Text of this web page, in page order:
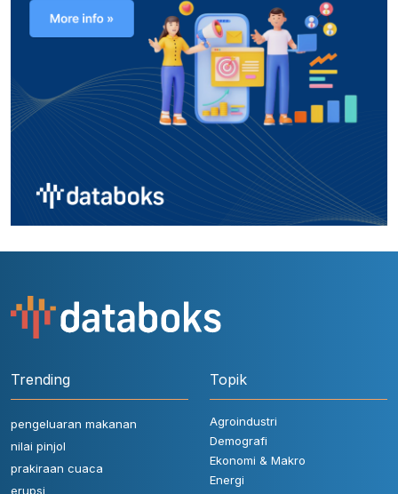
Trending
pengeluaran makanan
nilai pinjol
prakiraan cuaca
erupsi
Topik
Agroindustri
Demografi
Ekonomi & Makro
Energi